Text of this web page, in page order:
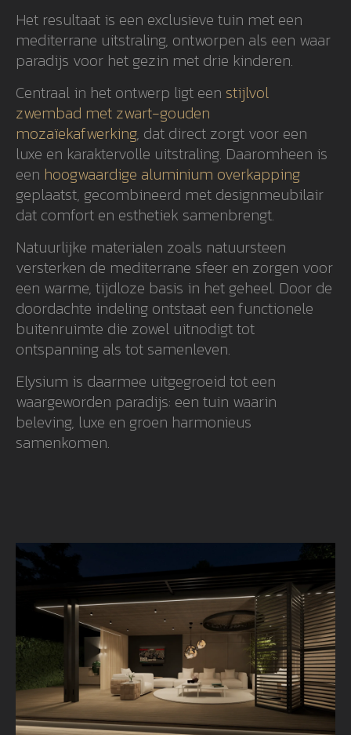
Het resultaat is een exclusieve tuin met een
mediterrane uitstraling, ontworpen als een waar
paradijs voor het gezin met drie kinderen.
Centraal in het ontwerp ligt een stijlvol
zwembad met zwart-gouden
mozaïekafwerking, dat direct zorgt voor een
luxe en karaktervolle uitstraling. Daaromheen is
een hoogwaardige aluminium overkapping
geplaatst, gecombineerd met designmeubilair
dat comfort en esthetiek samenbrengt.
Natuurlijke materialen zoals natuursteen
versterken de mediterrane sfeer en zorgen voor
een warme, tijdloze basis in het geheel. Door de
doordachte indeling ontstaat een functionele
buitenruimte die zowel uitnodigt tot
ontspanning als tot samenleven.
Elysium is daarmee uitgegroeid tot een
waargeworden paradijs: een tuin waarin
beleving, luxe en groen harmonieus
samenkomen.